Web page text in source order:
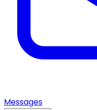
Messages